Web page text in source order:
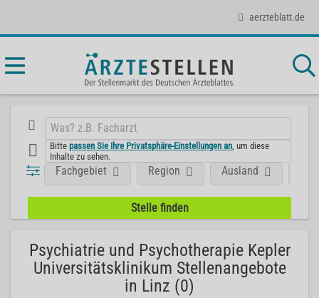
aerzteblatt.de
Bittepassen Sie Ihre Privatsphäre-Einstellungen an , um diese
Inhalte zu sehen.
Fachgebiet Region Ausland
Psychiatrie und Psychotherapie Kepler
Universitätsklinikum Stellenangebote
in Linz (0)